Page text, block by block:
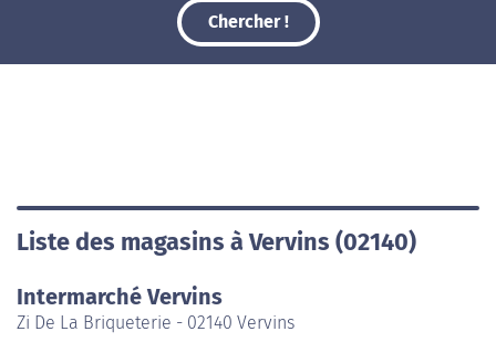
Chercher !
Liste des magasins à Vervins (02140)
Intermarché Vervins
Zi De La Briqueterie - 02140 Vervins